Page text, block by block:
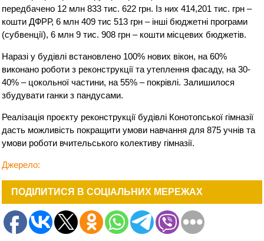
передбачено 12 млн 833 тис. 622 грн. Із них 414,201 тис. грн –
кошти ДФРР, 6 млн 409 тис 513 грн – інші бюджетні програми
(субвенції), 6 млн 9 тис. 908 грн – кошти місцевих бюджетів.
Наразі у будівлі встановлено 100% нових вікон, на 60%
виконано роботи з реконструкції та утеплення фасаду, на 30-
40% – цокольної частини, на 55% – покрівлі. Залишилося
збудувати ганки з пандусами.
Реалізація проєкту реконструкції будівлі Конотопської гімназії
дасть можливість покращити умови навчання для 875 учнів та
умови роботи вчительського колективу гімназії.
Джерело:
ПОДІЛИТИСЯ В СОЦІАЛЬНИХ МЕРЕЖАХ